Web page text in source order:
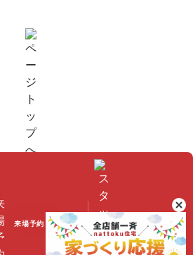
来場予約 スタッフブログ